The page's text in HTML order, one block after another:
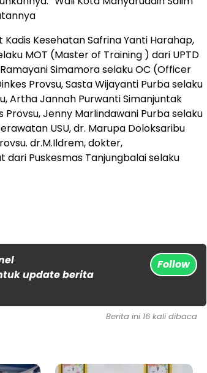
Kesehatan Safrina Yanti Harahap,
MOT (Master of Training ) dari UPTD
Simamora selaku OC (Officer
Provsu, Sasta Wijayanti Purba selaku
Artha Jannah Purwanti Simanjuntak
Jenny Marlindawani Purba selaku
USU, dr. Marupa Doloksaribu
dr.M.Ildrem, dokter,
Puskesmas Tanjungbalai selaku
update berita
Follow
Berita ini 16 kali dibaca